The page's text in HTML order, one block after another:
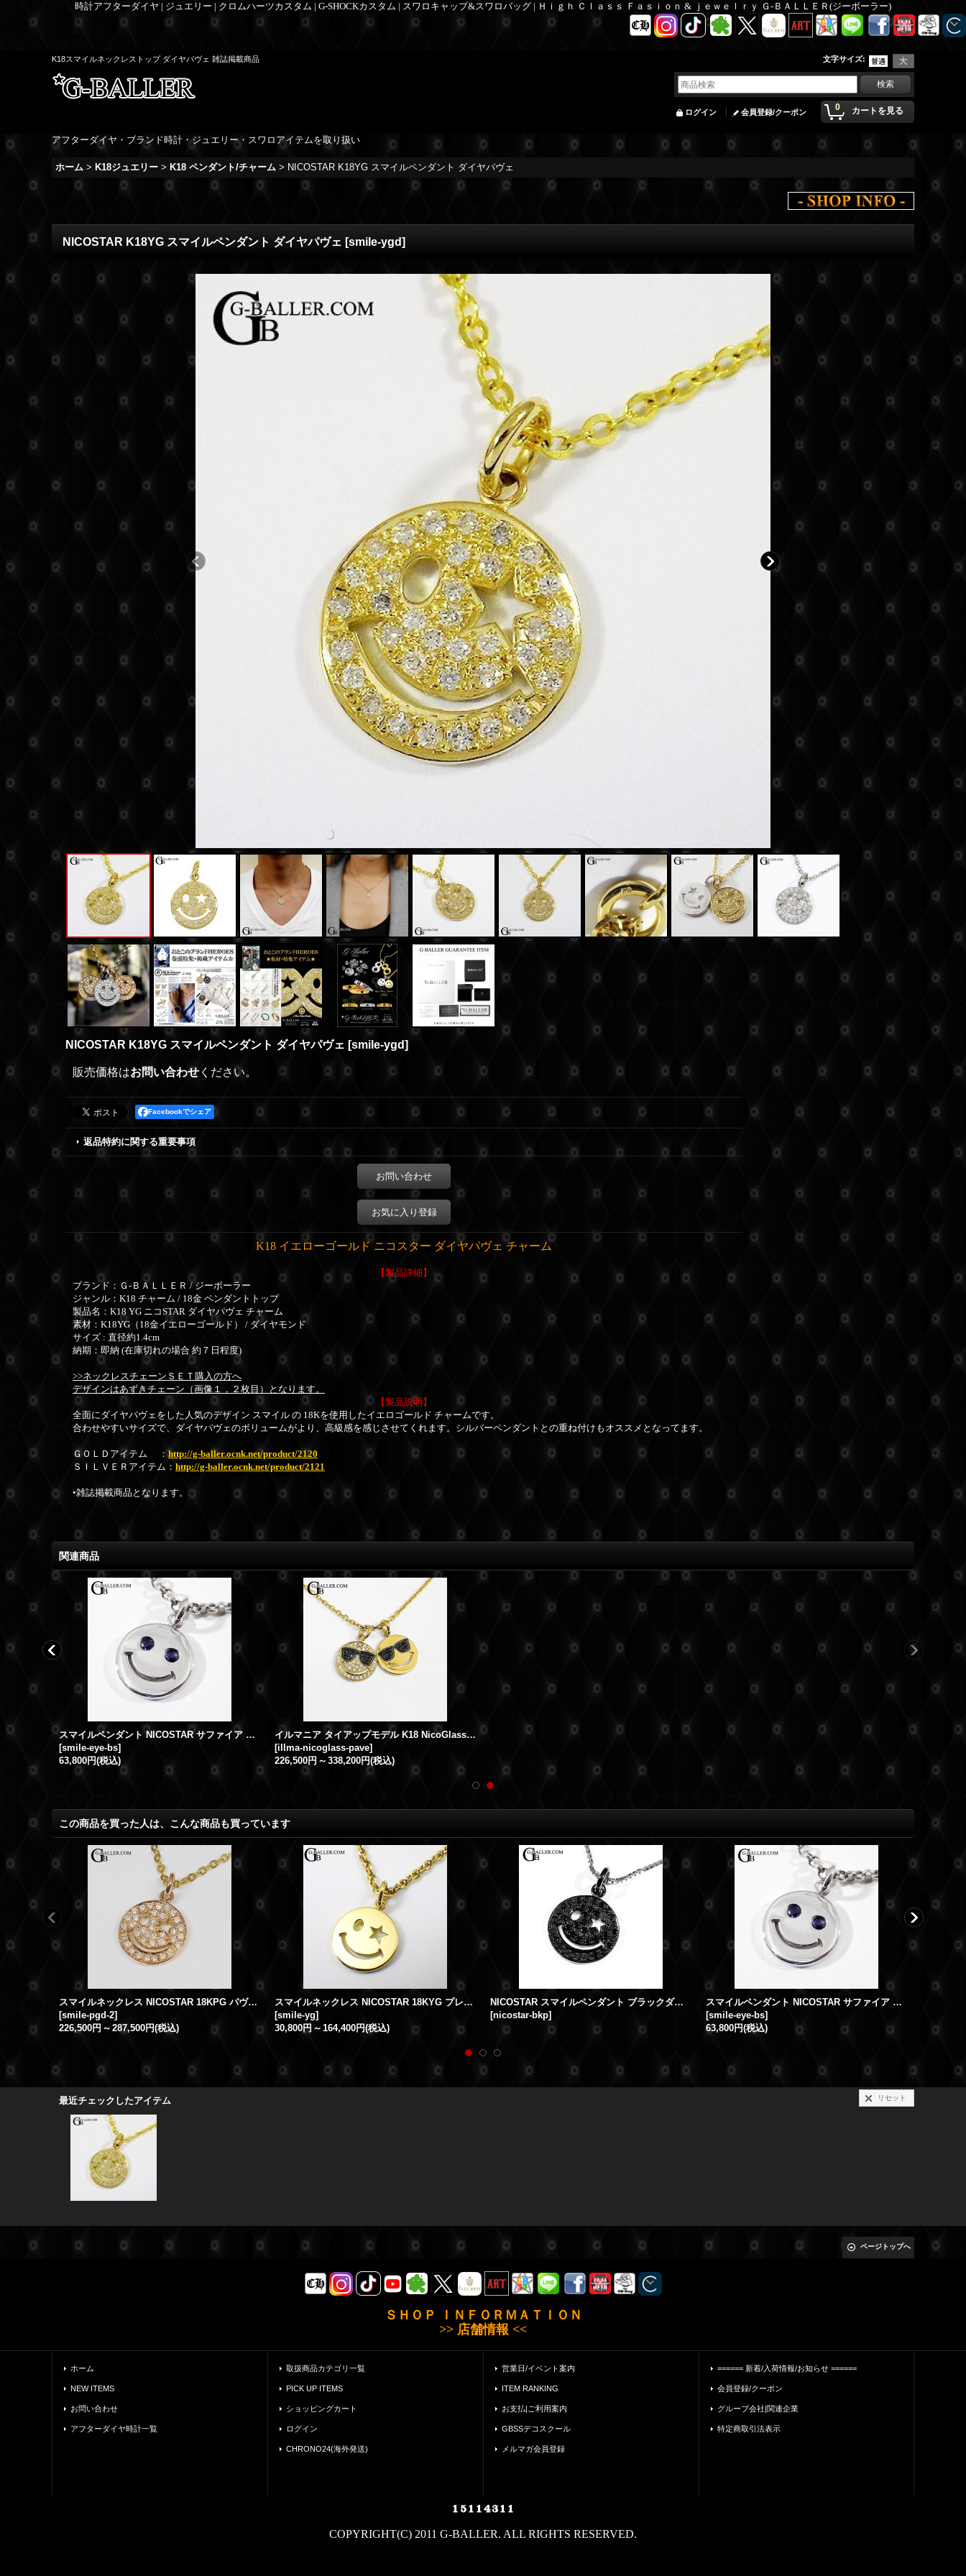
時計アフターダイヤ | ジュエリー | クロムハーツカスタム | G-SHOCKカスタム | スワロキャップ&スワロバッグ | Ｈｉｇｈ Ｃｌａｓｓ Ｆａｓｉｏｎ & ｊｅｗｅｌｒｙ Ｇ-ＢＡＬＬＥＲ(ジーボーラー)
K18スマイルネックレストップ ダイヤパヴェ 雑誌掲載商品 文字サイズ:
0 カートを見る
ログイン 会員登録/クーポン
アフターダイヤ・ブランド時計・ジュエリー・スワロアイテムを取り扱い
ホーム > K18ジュエリー > K18 ペンダント/チャーム > NICOSTAR K18YG スマイルペンダント ダイヤパヴェ
NICOSTAR K18YG スマイルペンダント ダイヤパヴェ [smile-ygd]
NICOSTAR K18YG スマイルペンダント ダイヤパヴェ [smile-ygd]
販売価格はお問い合わせ ください。
Facebookでシェア
返品特約に関する重要事項
お問い合わせ
お気に入り登録
K18 イエローゴールド ニコスター ダイヤパヴェ チャーム
【製品詳細】
ブランド：Ｇ-ＢＡＬＬＥＲ / ジーボーラー
ジャンル：K18 チャーム / 18金 ペンダントトップ
製品名：K18 YG ニコSTAR ダイヤパヴェ チャーム
素材：K18YG（18金イエローゴールド） / ダイヤモンド
サイズ : 直径約1.4cm
納期：即納 (在庫切れの場合 約７日程度)
>>ネックレスチェーンＳＥＴ購入の方へ
デザインはあずきチェーン（画像１，２枚目）となります。
【製品説明】
全面にダイヤパヴェをした人気のデザイン スマイル の 18Kを使用したイエロゴールド チャームです。
合わせやすいサイズで、ダイヤパヴェのボリュームがより、高級感を感じさせてくれます。シルバーペンダントとの重ね付けもオススメとなってます。
ＧＯＬＤアイテム ： http://g-baller.ocnk.net/product/2120
ＳＩＬＶＥＲアイテム： http://g-baller.ocnk.net/product/2121
•雑誌掲載商品となります。
関連商品
スマイルペンダント NICOSTAR サファイア EYE
[smile-eye-bs]
63,800円(税込)
イルマニア タイアップモデル K18 NicoGlasses パヴェダイヤ
[illma-nicoglass-pave]
226,500円 ～ 338,200円(税込)
この商品を買った人は、こんな商品も買っています
スマイルネックレス NICOSTAR 18KPG パヴェダイヤ
[smile-pgd-2]
226,500円 ～ 287,500円(税込)
スマイルネックレス NICOSTAR 18KYG プレーン
[smile-yg]
30,800円 ～ 164,400円(税込)
NICOSTAR スマイルペンダント ブラックダイヤ パヴェ
[nicostar-bkp]
スマイルペンダント NICOSTAR サファイア EYE
[smile-eye-bs]
63,800円(税込)
30,800円
最近チェックしたアイテム リセット
ページトップへ
ＳＨＯＰ ＩＮＦＯＲＭＡＴＩＯＮ
>> 店舗情報 <<
ホーム
NEW ITEMS
お問い合わせ
アフターダイヤ時計一覧
取扱商品カテゴリ一覧
PICK UP ITEMS
ショッピングカート
ログイン
CHRONO24(海外発送)
営業日/イベント案内
ITEM RANKING
お支払|ご利用案内
GBSSデコスクール
メルマガ会員登録
====== 新着/入荷情報/お知らせ ======
会員登録/クーポン
グループ会社|関連企業
特定商取引法表示
COPYRIGHT(C) 2011 G-BALLER. ALL RIGHTS RESERVED.